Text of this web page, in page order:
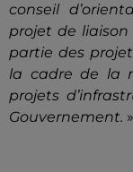
conseil
projet de liaison
partie des
la cadre de la
projets
Gouvernement. »